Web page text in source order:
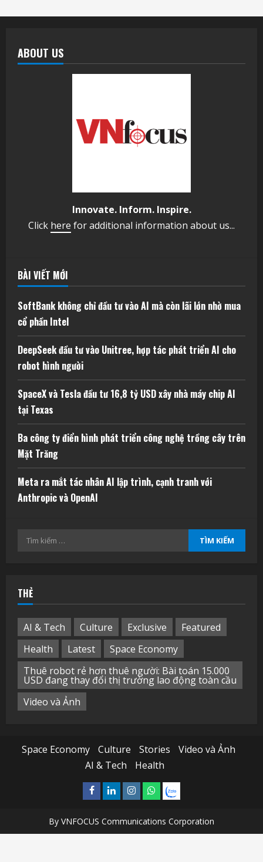
ABOUT US
Innovate. Inform. Inspire.
Click here for additional information about us...
BÀI VIẾT MỚI
SoftBank không chỉ đầu tư vào AI mà còn lãi lớn nhờ mua
cổ phần Intel
DeepSeek đầu tư vào Unitree, hợp tác phát triển AI cho
robot hình người
SpaceX và Tesla đầu tư 16,8 tỷ USD xây nhà máy chip AI
tại Texas
Ba công ty điển hình phát triển công nghệ trồng cây trên
Mặt Trăng
Meta ra mắt tác nhân AI lập trình, cạnh tranh với
Anthropic và OpenAI
Tìm
THẺ
AI & Tech Culture Exclusive
Featured
Health
Latest
Space Economy
Thuê robot rẻ hơn thuê người: Bài toán 15.000
USD đang thay đổi thị trường lao động toàn cầu
Video và Ảnh
Space Economy Culture Stories
Video và Ảnh
AI & Tech
Health
Facebook
LinkedinInstagram
What’sapp
Zalo